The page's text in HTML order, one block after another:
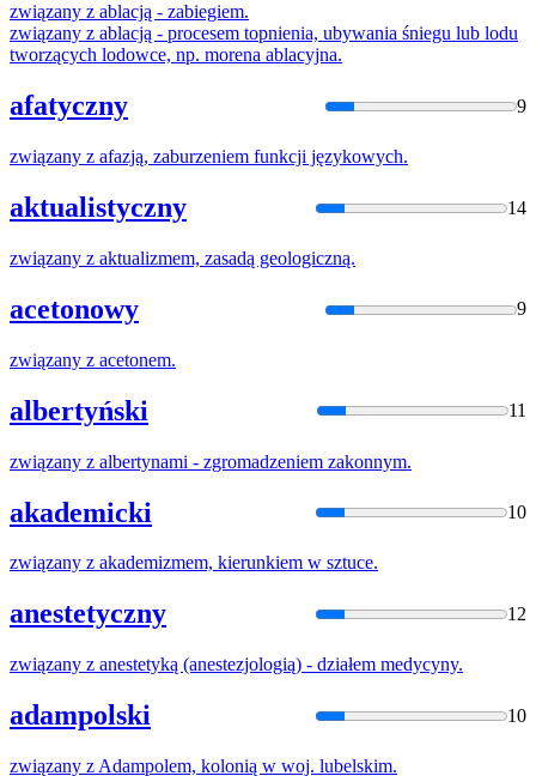
związany z ablacją - zabiegiem.
związany z ablacją - procesem topnienia, ubywania śniegu lub lodu
tworzących lodowce, np. morena ablacyjna.
afatyczny 9
związany z afazją, zaburzeniem funkcji językowych.
aktualistyczny 14
związany z aktualizmem, zasadą geologiczną.
acetonowy 9
związany z acetonem.
albertyński 11
związany z albertynami - zgromadzeniem zakonnym.
akademicki 10
związany z akademizmem, kierunkiem w sztuce.
anestetyczny 12
związany z anestetyką (anestezjologią) - działem medycyny.
adampolski 10
związany z Adampolem, kolonią w woj. lubelskim.